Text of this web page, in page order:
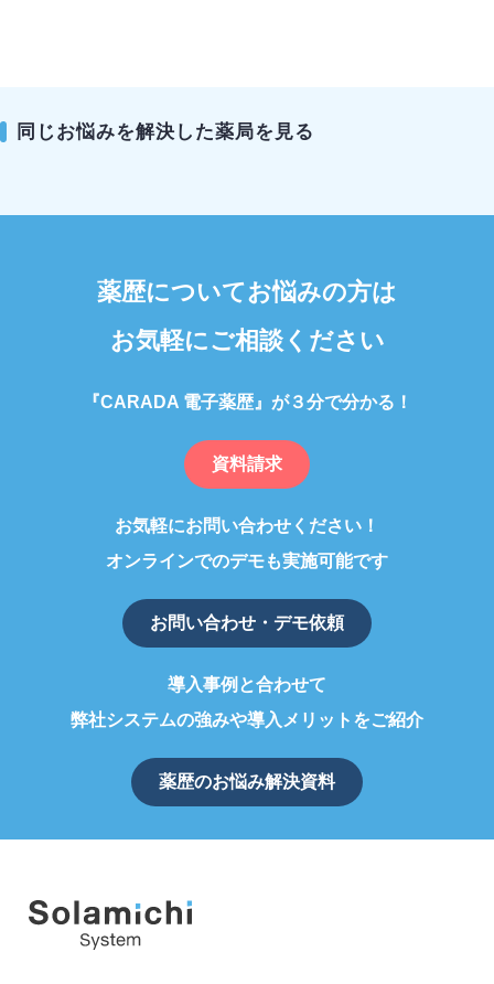
同じお悩みを解決した薬局を見る
薬歴についてお悩みの方は
お気軽にご相談ください
『CARADA 電子薬歴』が３分で分かる！
資料請求
お気軽にお問い合わせください！
オンラインでのデモも実施可能です
お問い合わせ・デモ依頼
導入事例と合わせて
弊社システムの強みや導入メリットをご紹介
薬歴のお悩み解決資料